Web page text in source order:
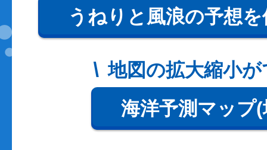
うねりと風浪の予想
地図の拡大縮小
海洋予測マップ